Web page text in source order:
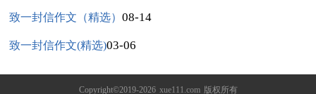
致一封信作文（精选）08-14
致一封信作文(精选)03-06
Copyright©2019-2026 xue111.com 版权所有